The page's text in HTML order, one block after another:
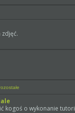
kogoś o wykonanie